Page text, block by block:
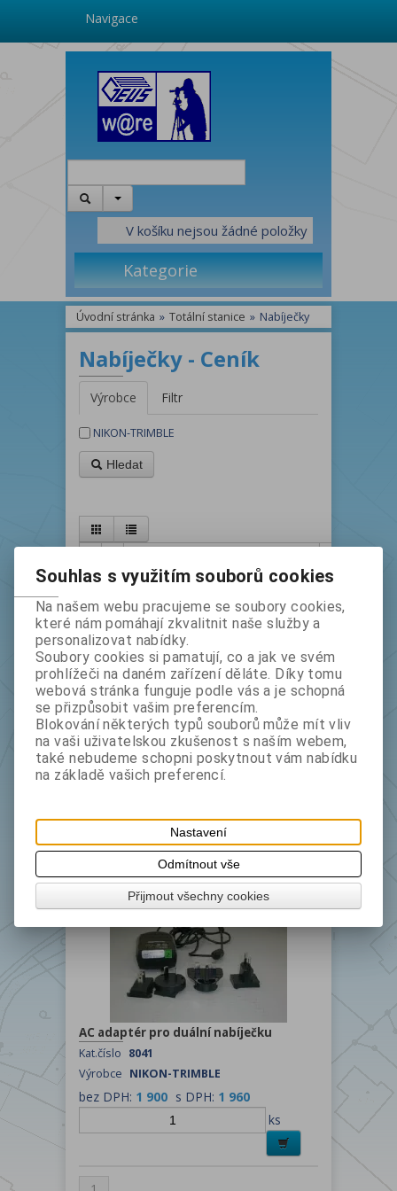
Navigace
V košíku nejsou žádné položky
Kategorie
Úvodní stránka » Totální stanice » Nabíječky
Nabíječky - Ceník
Výrobce Filtr
NIKON-TRIMBLE
Hledat
Duální nabíječka pro Li-Ion baterie pro
Focus6/Focus8/TrimbleM3/Nikon Nivo
Kat.číslo 8040
bez DPH:6 000 s DPH:7 260
ks
AC adaptér pro duální nabíječku
Kat.číslo 8041
Výrobce NIKON-TRIMBLE
bez DPH: 1 900 s DPH: 1 960
ks
Souhlas s využitím souborů cookies
Na našem webu pracujeme se soubory cookies,
které nám pomáhají zkvalitnit naše služby a
personalizovat nabídky.
Soubory cookies si pamatují, co a jak ve svém
prohlížeči na daném zařízení děláte. Díky tomu
webová stránka funguje podle vás a je schopná
se přizpůsobit vašim preferencím.
Blokování některých typů souborů může mít vliv
na vaši uživatelskou zkušenost s naším webem,
také nebudeme schopni poskytnout vám nabídku
na základě vašich preferencí.
Nastavení
Odmítnout vše
Přijmout všechny cookies